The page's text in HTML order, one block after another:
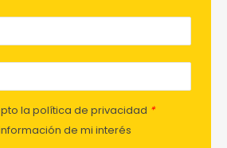
la política de privacidad *
de mi interés